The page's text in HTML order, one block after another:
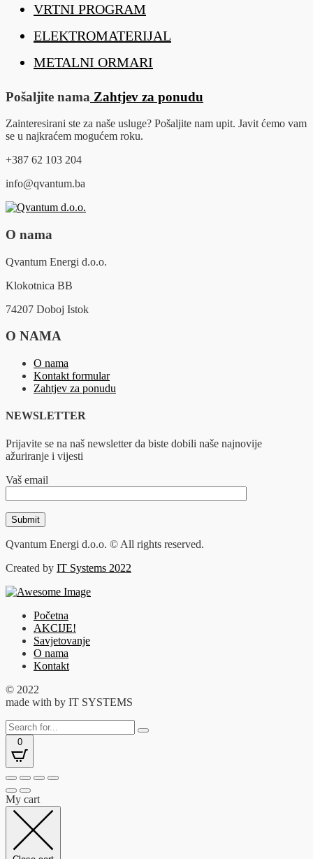
VRTNI PROGRAM
ELEKTROMATERIJAL
METALNI ORMARI
Pošaljite nama Zahtjev za ponudu
Zainteresirani ste za naše usluge? Pošaljite nam upit. Javit ćemo vam
se u najkraćem mogućem roku.
+387 62 103 204
info@qvantum.ba
O nama
Qvantum Energi d.o.o.
Klokotnica BB
74207 Doboj Istok
O NAMA
O nama
Kontakt formular
Zahtjev za ponudu
NEWSLETTER
Prijavite se na naš newsletter da biste dobili naše najnovije
ažuriranje i vijesti
Vaš email
Qvantum Energi d.o.o. © All rights reserved.
Created by IT Systems 2022
Početna
AKCIJE!
Savjetovanje
O nama
Kontakt
© 2022
made with by IT SYSTEMS
0
My cart